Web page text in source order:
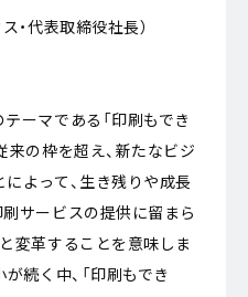
・代表取締役社長）
ーマである「印刷もでき
来の枠を超え、新たなビジ
よって、生き残りや成長
サービスの提供に留まら
変革することを意味しま
続く中、「印刷もでき